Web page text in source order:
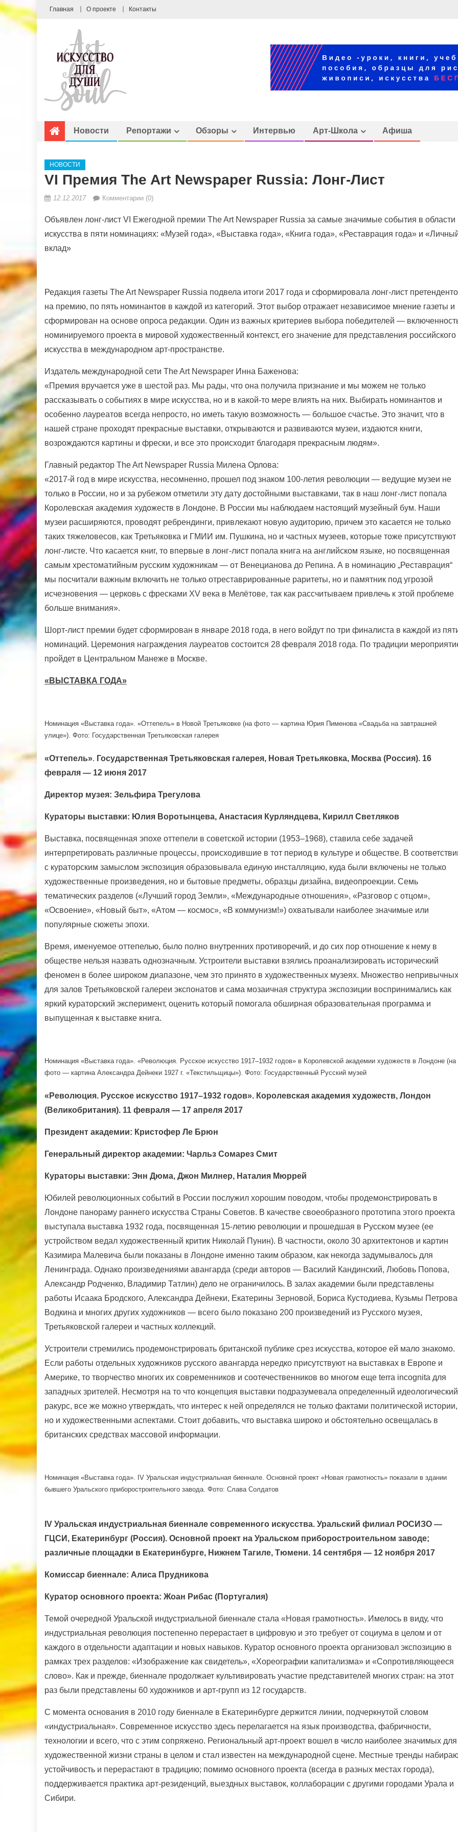
Главная О проекте Контакты
Новости Репортажи Обзоры Интервью Арт-Школа Афиша
НОВОСТИ
VI Премия The Art Newspaper Russia: Лонг-Лист
12.12.2017 Комментарии (0)
Объявлен лонг-лист VI Ежегодной премии The Art Newspaper Russia за самые значимые события в области
искусства в пяти номинациях: «Музей года», «Выставка года», «Книга года», «Реставрация года» и
вклад»
Редакция газеты The Art Newspaper Russia подвела итоги 2017 года и сформировала лонг-лист
на премию, по пять номинантов в каждой из категорий. Этот выбор отражает независимое мнение газеты и
сформирован на основе опроса редакции. Один из важных критериев выбора победителей —
номинируемого проекта в мировой художественный контекст, его значение для представления российского
искусства в международном арт-пространстве.
Издатель международной сети The Art Newspaper Инна Баженова:
«Премия вручается уже в шестой раз. Мы рады, что она получила признание и мы можем не только
рассказывать о событиях в мире искусства, но и в какой-то мере влиять на них. Выбирать номинантов и
особенно лауреатов всегда непросто, но иметь такую возможность — большое счастье. Это значит, что в
нашей стране проходят прекрасные выставки, открываются и развиваются музеи, издаются книги,
возрождаются картины и фрески, и все это происходит благодаря прекрасным людям».
Главный редактор The Art Newspaper Russia Милена Орлова:
«2017-й год в мире искусства, несомненно, прошел под знаком 100-летия революции — ведущие музеи не
только в России, но и за рубежом отметили эту дату достойными выставками, так в наш лонг-лист попала
Королевская академия художеств в Лондоне. В России мы наблюдаем настоящий музейный бум. Наши
музеи расширяются, проводят ребрендинги, привлекают новую аудиторию, причем это касается не только
таких тяжеловесов, как Третьяковка и ГМИИ им. Пушкина, но и частных музеев, которые тоже присутствуют
лонг-листе. Что касается книг, то впервые в лонг-лист попала книга на английском языке, но посвященная
самым хрестоматийным русским художникам — от Венецианова до Репина. А в номинацию „Реставрация“
мы посчитали важным включить не только отреставрированные раритеты, но и памятник под угрозой
исчезновения — церковь с фресками XV века в Мелётове, так как рассчитываем привлечь к этой проблеме
больше внимания».
Шорт-лист премии будет сформирован в январе 2018 года, в него войдут по три финалиста в каждой из
номинаций. Церемония награждения лауреатов состоится 28 февраля 2018 года. По традиции
пройдет в Центральном Манеже в Москве.
«ВЫСТАВКА ГОДА»
Номинация «Выставка года». «Оттепель» в Новой Третьяковке (на фото — картина Юрия Пименова «Свадьба на завтрашней
улице»). Фото: Государственная Третьяковская галерея
«Оттепель». Государственная Третьяковская галерея, Новая Третьяковка, Москва (Россия). 16
февраля — 12 июня 2017
Директор музея: Зельфира Трегулова
Кураторы выставки: Юлия Воротынцева, Анастасия Курляндцева, Кирилл Светляков
Выставка, посвященная эпохе оттепели в советской истории (1953–1968), ставила себе задачей
интерпретировать различные процессы, происходившие в тот период в культуре и обществе. В
с кураторским замыслом экспозиция образовывала единую инсталляцию, куда были включены не только
художественные произведения, но и бытовые предметы, образцы дизайна, видеопроекции. Семь
тематических разделов («Лучший город Земли», «Международные отношения», «Разговор с отцом»,
«Освоение», «Новый быт», «Атом — космос», «В коммунизм!») охватывали наиболее значимые или
популярные сюжеты эпохи.
Время, именуемое оттепелью, было полно внутренних противоречий, и до сих пор отношение к нему в
обществе нельзя назвать однозначным. Устроители выставки взялись проанализировать исторический
феномен в более широком диапазоне, чем это принято в художественных музеях. Множество непривычных
для залов Третьяковской галереи экспонатов и сама мозаичная структура экспозиции воспринимались как
яркий кураторский эксперимент, оценить который помогала обширная образовательная программа и
выпущенная к выставке книга.
Номинация «Выставка года». «Революция. Русское искусство 1917–1932 годов» в Королевской академии художеств в Лондоне (на
фото — картина Александра Дейнеки 1927 г. «Текстильщицы»). Фото: Государственный Русский музей
«Революция. Русское искусство 1917–1932 годов». Королевская академия художеств, Лондон
(Великобритания). 11 февраля — 17 апреля 2017
Президент академии: Кристофер Ле Брюн
Генеральный директор академии: Чарльз Сомарез Смит
Кураторы выставки: Энн Дюма, Джон Милнер, Наталия Мюррей
Юбилей революционных событий в России послужил хорошим поводом, чтобы продемонстрировать в
Лондоне панораму раннего искусства Страны Советов. В качестве своеобразного прототипа этого проекта
выступала выставка 1932 года, посвященная 15-летию революции и прошедшая в Русском музее (ее
устройством ведал художественный критик Николай Пунин). В частности, около 30 архитектонов и картин
Казимира Малевича были показаны в Лондоне именно таким образом, как некогда задумывалось для
Ленинграда. Однако произведениями авангарда (среди авторов — Василий Кандинский, Любовь Попова,
Александр Родченко, Владимир Татлин) дело не ограничилось. В залах академии были представлены
работы Исаака Бродского, Александра Дейнеки, Екатерины Зерновой, Бориса Кустодиева, Кузьмы
Водкина и многих других художников — всего было показано 200 произведений из Русского музея,
Третьяковской галереи и частных коллекций.
Устроители стремились продемонстрировать британской публике срез искусства, которое ей мало знакомо.
Если работы отдельных художников русского авангарда нередко присутствуют на выставках в Европе и
Америке, то творчество многих их современников и соотечественников во многом еще terra incognita для
западных зрителей. Несмотря на то что концепция выставки подразумевала определенный идеологический
ракурс, все же можно утверждать, что интерес к ней определялся не только фактами политической истории,
но и художественными аспектами. Стоит добавить, что выставка широко и обстоятельно освещалась в
британских средствах массовой информации.
Номинация «Выставка года». IV Уральская индустриальная биеннале. Основной проект «Новая грамотность» показали в здании
бывшего Уральского приборостроительного завода. Фото: Слава Солдатов
IV Уральская индустриальная биеннале современного искусства. Уральский филиал РОСИЗО —
ГЦСИ, Екатеринбург (Россия). Основной проект на Уральском приборостроительном заводе;
различные площадки в Екатеринбурге, Нижнем Тагиле, Тюмени. 14 сентября — 12 ноября 2017
Комиссар биеннале: Алиса Прудникова
Куратор основного проекта: Жоан Рибас (Португалия)
Темой очередной Уральской индустриальной биеннале стала «Новая грамотность». Имелось в виду, что
индустриальная революция постепенно перерастает в цифровую и это требует от социума в целом и от
каждого в отдельности адаптации и новых навыков. Куратор основного проекта организовал экспозицию в
рамках трех разделов: «Изображение как свидетель», «Хореографии капитализма» и «Сопротивляющееся
слово». Как и прежде, биеннале продолжает культивировать участие представителей многих стран: на этот
раз были представлены 60 художников и арт-групп из 12 государств.
С момента основания в 2010 году биеннале в Екатеринбурге держится линии, подчеркнутой словом
«индустриальная». Современное искусство здесь перелагается на язык производства, фабричности,
технологии и всего, что с этим сопряжено. Региональный арт-проект вошел в число наиболее значимых для
художественной жизни страны в целом и стал известен на международной сцене. Местные тренды
устойчивость и перерастают в традицию; помимо основного проекта (всегда в разных местах города),
поддерживается практика арт-резиденций, выездных выставок, коллаборации с другими городами Урала и
Сибири.